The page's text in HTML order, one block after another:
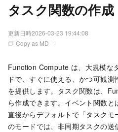
タスク関数の作成
更新日時2026-03-23 19:44:08
Copy as MD
Function Compute は、大規模な
ドで、すぐに使える、かつ可観
を提供します。タスク関数は、
ら作成できます。イベント関数
直後からデフォルトで「タスクモ
のモードでは、非同期タスクの